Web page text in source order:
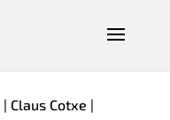
| Claus Cotxe |